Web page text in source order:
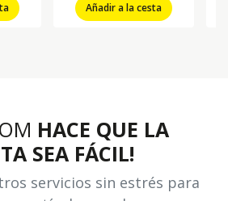
Añadir a la cesta
HACE QUE LA
SEA FÁCIL!
servicios sin estrés para